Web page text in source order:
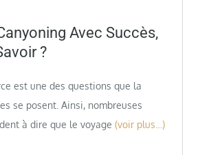
Avec Succès,
?
est une des questions que la
se posent. Ainsi, nombreuses
à dire que le voyage (voir plus…)